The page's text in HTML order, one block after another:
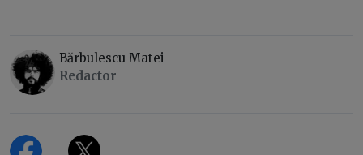
Bărbulescu Matei
Redactor